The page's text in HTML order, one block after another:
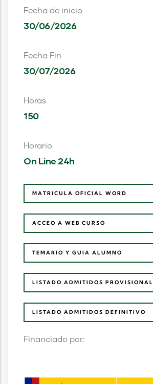
Fecha de inicio
30/06/2026
Fecha Fin
30/07/2026
Horas
150
Horario
On Line 24h
MATRICULA OFICIAL WORD
ACCEO A WEB CURSO
TEMARIO Y GUIA ALUMNO
LISTADO ADMITIDOS PROVISIONAL
LISTADO ADMITIDOS DEFINITIVO
Financiado por: